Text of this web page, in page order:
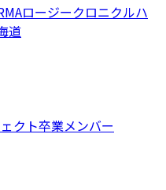
ロージークロニクルハ
道
クト卒業メンバー